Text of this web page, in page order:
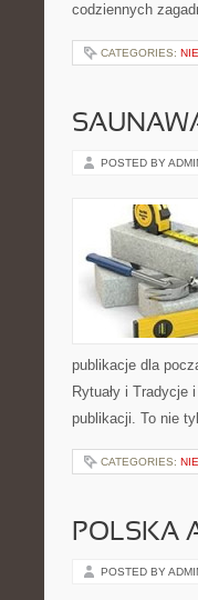
codziennych
CATEGORIES:
POSTED BY
publikacje dla
Rytuały i
publikacji. To nie
CATEGORIES:
POLSKA
POSTED BY